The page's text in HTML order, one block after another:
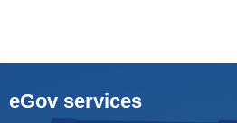
eGov services